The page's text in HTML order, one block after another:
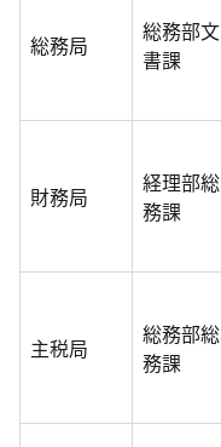
総務局
総務部文
書課
財務局
経理部総
務課
主税局
総務部総
務課